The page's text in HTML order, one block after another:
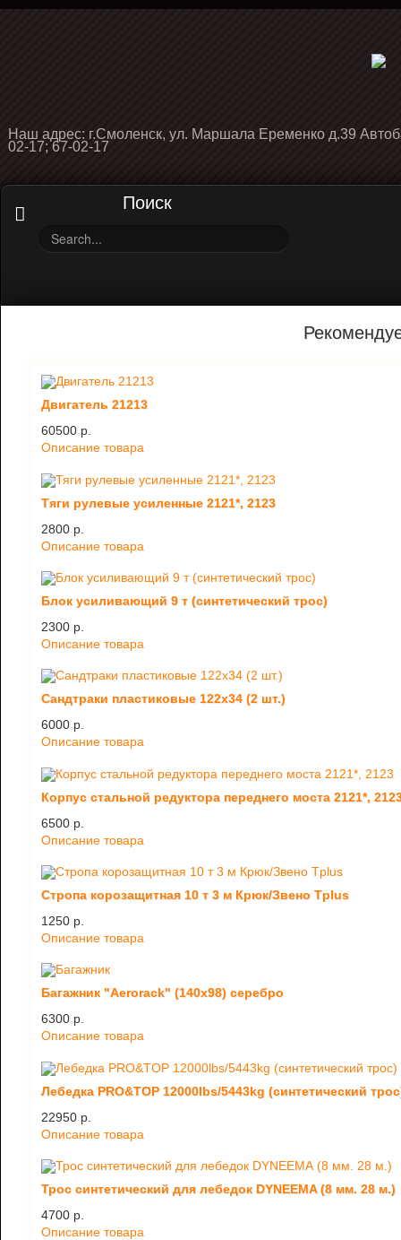
Наш адрес: г.Смоленск, ул. Маршала Еременко д.39
02-17; 67-02-17
Поиск
Двигатель 21213
60500 p.
Описание товара
Тяги рулевые усиленные 2121*, 2123
2800 p.
Описание товара
Блок усиливающий 9 т (синтетический трос)
2300 p.
Описание товара
Сандтраки пластиковые 122х34 (2 шт.)
6000 p.
Описание товара
Корпус стальной редуктора переднего моста 2121*,
6500 p.
Описание товара
Стропа корозащитная 10 т 3 м Крюк/Звено Tplus
1250 p.
Описание товара
Багажник "Aerorack" (140х98) серебро
6300 p.
Описание товара
Лебедка PRO&TOP 12000lbs/5443kg (синтетический
22950 p.
Описание товара
Трос синтетический для лебедок DYNEEMA (8 мм. 28 м.)
4700 p.
Описание товара